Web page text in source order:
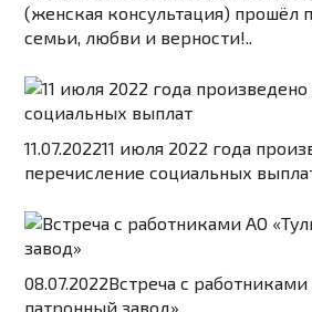
(женская консультация) прошёл
семьи, любви и верности!..
11.07.202211 июля 2022 года
перечисление социальных
08.07.2022Встреча с
патронный завод»